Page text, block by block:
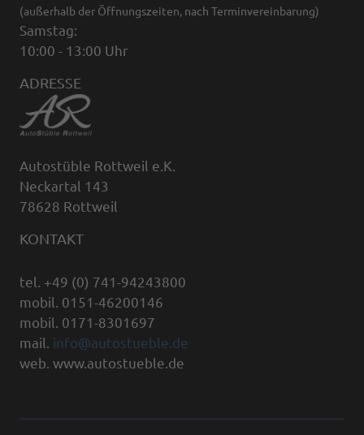
(außerhalb der Öffnungszeiten, nach Terminvereinbarung)
Samstag:
10:00 - 13:00 Uhr
ADRESSE
Autostüble Rottweil e.K.
Neckartal 143
78628 Rottweil
KONTAKT
tel. +49 (0) 741-94243800
mobil. 0151-46200146
mobil. 0171-8301697
mail. info@autostueble.de
web. www.autostueble.de